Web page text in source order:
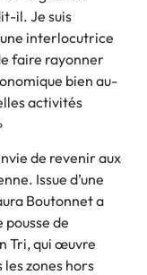
il. Je suis
interlocutrice
faire rayonner
bien au-
activités
de revenir aux
Issue d’une
Boutonnet a
pousse de
Tri, qui œuvre
zones hors